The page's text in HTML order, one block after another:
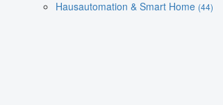
Hausautomation & Smart Home (44)